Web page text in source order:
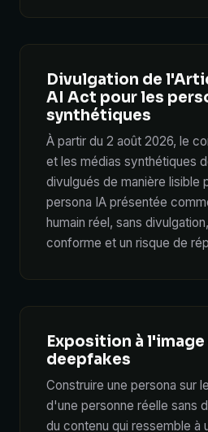
Divulgation de
AI Act pour les
synthétiques
À partir du 2 août 2026, le
et les médias synthétiques
divulgués de manière lisible
persona IA présentée
humain réel, sans
conforme et un risque de
Exposition à l'image
deepfakes
Construire une persona sur
d'une personne réelle sans
du contenu qui ressemble à